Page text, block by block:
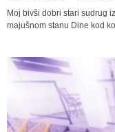
Moj bivši dobri stari sudrug
majušnom stanu Dine kod